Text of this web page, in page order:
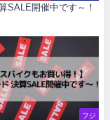
SALE開催中です～！
フジ